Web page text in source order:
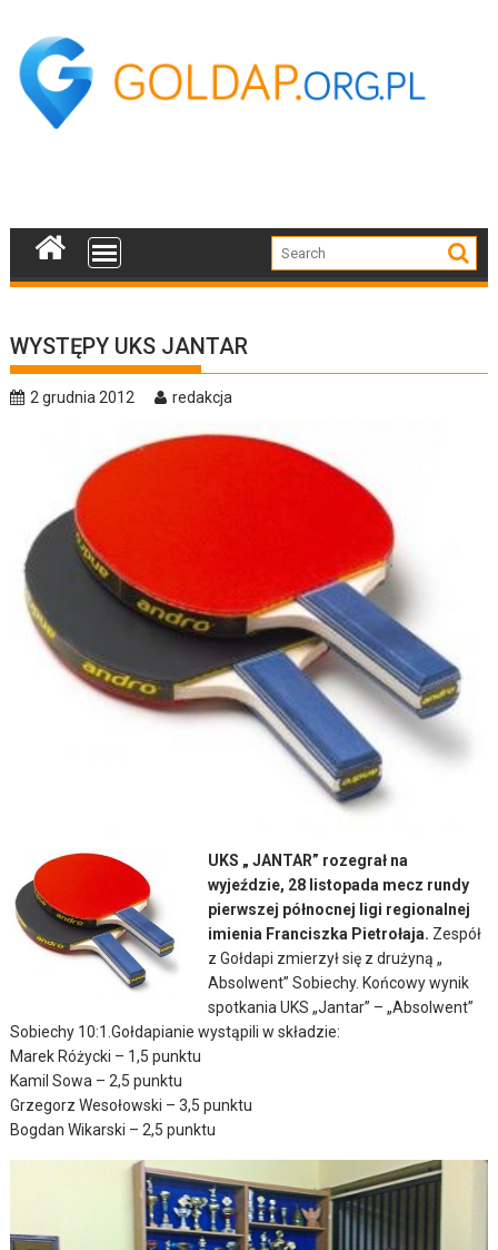
content
WYSTĘPY UKS JANTAR
2 grudnia 2012 redakcja
UKS „ JANTAR” rozegrał na
wyjeździe, 28 listopada mecz rundy
pierwszej północnej ligi regionalnej
imienia Franciszka Pietrołaja. Zespół
z Gołdapi zmierzył się z drużyną „
Absolwent” Sobiechy. Końcowy wynik
spotkania UKS „Jantar” – „Absolwent”
Sobiechy 10:1.Gołdapianie wystąpili w składzie:
Marek Różycki – 1,5 punktu
Kamil Sowa – 2,5 punktu
Grzegorz Wesołowski – 3,5 punktu
Bogdan Wikarski – 2,5 punktu